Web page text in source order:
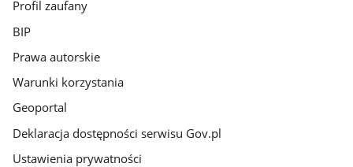
Profil zaufany
BIP
Prawa autorskie
Warunki korzystania
Geoportal
Deklaracja dostępności serwisu Gov.pl
Ustawienia prywatności